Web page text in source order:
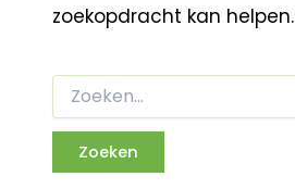
zoekopdracht kan helpen.